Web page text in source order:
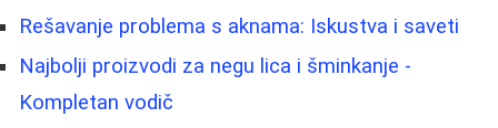
Rešavanje problema s aknama: Iskustva i saveti
Najbolji proizvodi za negu lica i šminkanje -
Kompletan vodič